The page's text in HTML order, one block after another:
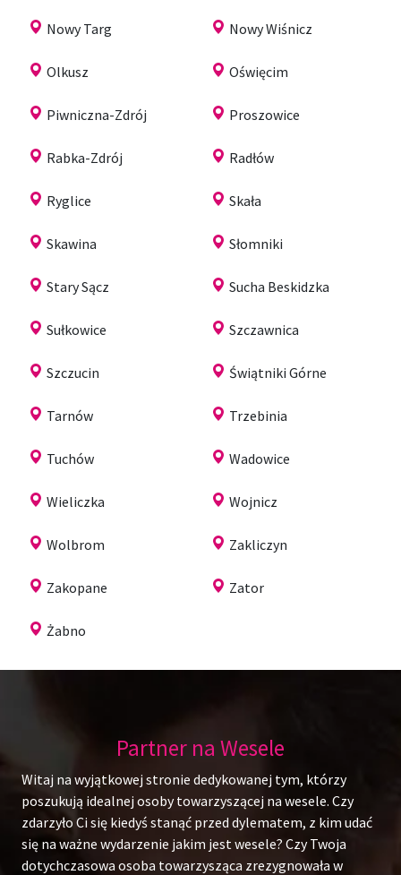
Nowy Targ Nowy Wiśnicz
Olkusz Oświęcim
Piwniczna-Zdrój Proszowice
Rabka-Zdrój Radłów
Ryglice Skała
Skawina Słomniki
Stary Sącz Sucha Beskidzka
Sułkowice Szczawnica
Szczucin Świątniki Górne
Tarnów Trzebinia
Tuchów Wadowice
Wieliczka Wojnicz
Wolbrom Zakliczyn
Zakopane Zator
Żabno
Partner na Wesele
Witaj na wyjątkowej stronie dedykowanej tym, którzy
poszukują idealnej osoby towarzyszącej na wesele. Czy
zdarzyło Ci się kiedyś stanąć przed dylematem, z kim udać
się na ważne wydarzenie jakim jest wesele? Czy Twoja
dotychczasowa osoba towarzysząca zrezygnowała w